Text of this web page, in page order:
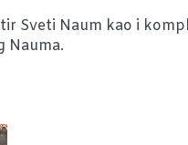
Sveti Naum kao i
Nauma.